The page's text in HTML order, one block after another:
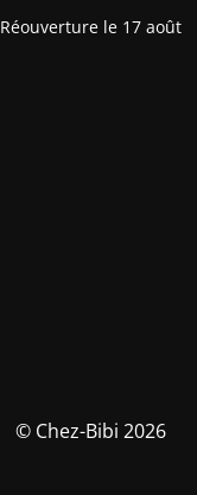
Réouverture le 17 août
© Chez-Bibi 2026